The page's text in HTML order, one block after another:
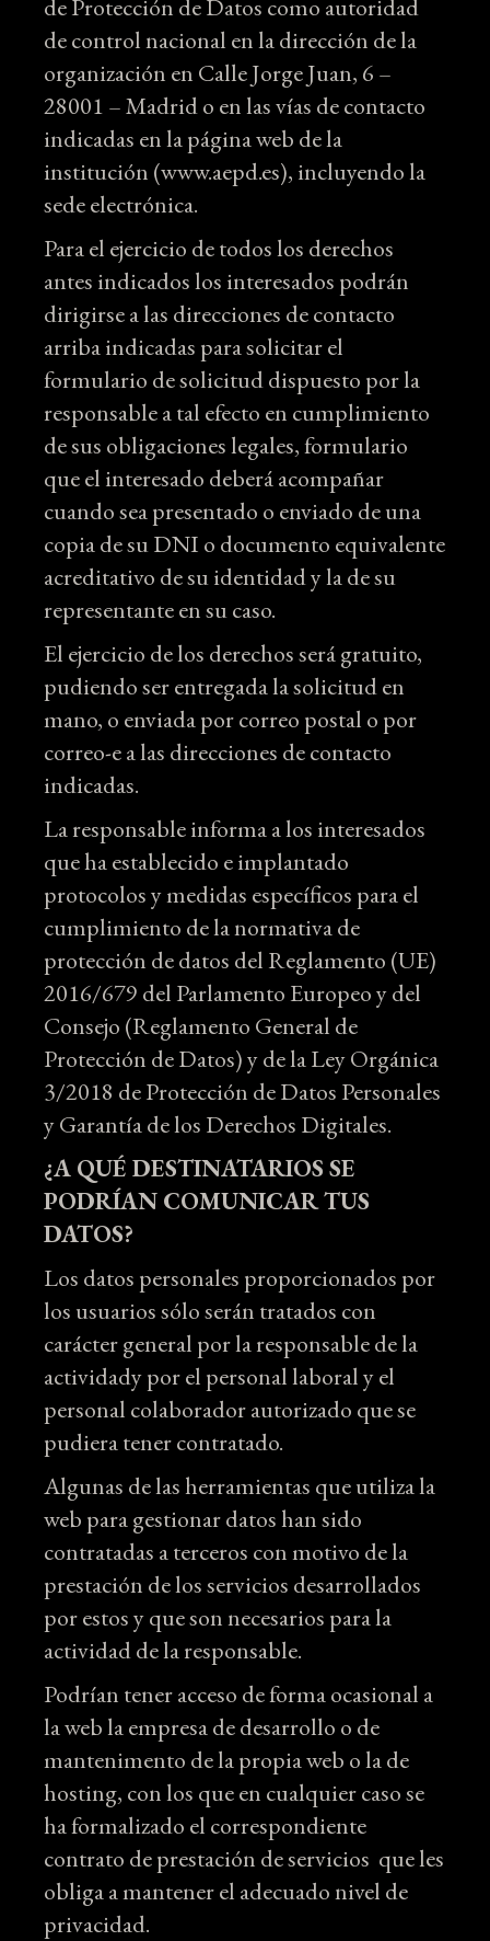
de Protección de Datos como autoridad
de control nacional en la dirección de la
organización en Calle Jorge Juan, 6 –
28001 – Madrid o en las vías de contacto
indicadas en la página web de la
institución (www.aepd.es), incluyendo la
sede electrónica.
Para el ejercicio de todos los derechos
antes indicados los interesados podrán
dirigirse a las direcciones de contacto
arriba indicadas para solicitar el
formulario de solicitud dispuesto por la
responsable a tal efecto en cumplimiento
de sus obligaciones legales, formulario
que el interesado deberá acompañar
cuando sea presentado o enviado de una
copia de su DNI o documento equivalente
acreditativo de su identidad y la de su
representante en su caso.
El ejercicio de los derechos será gratuito,
pudiendo ser entregada la solicitud en
mano, o enviada por correo postal o por
correo-e a las direcciones de contacto
indicadas.
La responsable informa a los interesados
que ha establecido e implantado
protocolos y medidas específicos para el
cumplimiento de la normativa de
protección de datos del Reglamento (UE)
2016/679 del Parlamento Europeo y del
Consejo (Reglamento General de
Protección de Datos) y de la Ley Orgánica
3/2018 de Protección de Datos Personales
y Garantía de los Derechos Digitales.
¿A QUÉ DESTINATARIOS SE
PODRÍAN COMUNICAR TUS
DATOS?
Los datos personales proporcionados por
los usuarios sólo serán tratados con
carácter general por la responsable de la
actividady por el personal laboral y el
personal colaborador autorizado que se
pudiera tener contratado.
Algunas de las herramientas que utiliza la
web para gestionar datos han sido
contratadas a terceros con motivo de la
prestación de los servicios desarrollados
por estos y que son necesarios para la
actividad de la responsable.
Podrían tener acceso de forma ocasional a
la web la empresa de desarrollo o de
mantenimento de la propia web o la de
hosting, con los que en cualquier caso se
ha formalizado el correspondiente
contrato de prestación de servicios que les
obliga a mantener el adecuado nivel de
privacidad.